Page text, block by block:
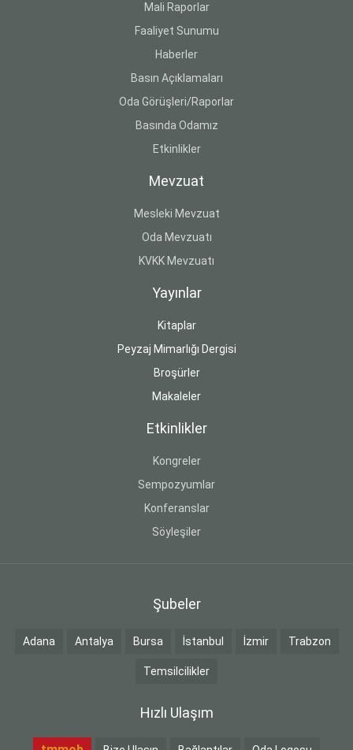
Mali Raporlar
Faaliyet Sunumu
Haberler
Basın Açıklamaları
Oda Görüşleri/Raporlar
Basında Odamız
Etkinlikler
Mevzuat
Mesleki Mevzuat
Oda Mevzuatı
KVKK Mevzuatı
Yayınlar
Kitaplar
Peyzaj Mimarlığı Dergisi
Broşürler
Makaleler
Etkinlikler
Kongreler
Sempozyumlar
Konferanslar
Söyleşiler
Şubeler
Adana Antalya Bursa İstanbul İzmir Trabzon
Temsilcilikler
Hızlı Ulaşım